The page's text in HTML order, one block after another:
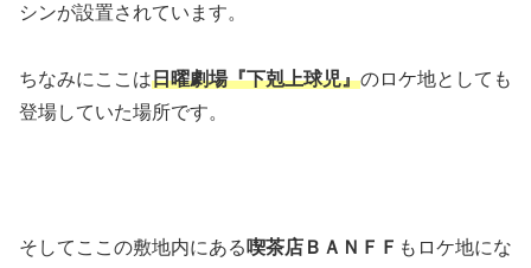
シンが設置されています。
ちなみにここは日曜劇場『下剋上球児』のロケ地としても
登場していた場所です。
そしてここの敷地内にある 喫茶店ＢＡＮＦＦ もロケ地にな